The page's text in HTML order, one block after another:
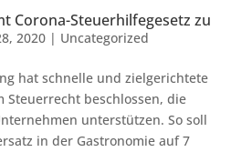
Corona-Steuerhilfegesetz zu
2020| Uncategorized
hat schnelle und zielgerichtete
Steuerrecht beschlossen, die
unterstützen. So soll
in der Gastronomie auf 7